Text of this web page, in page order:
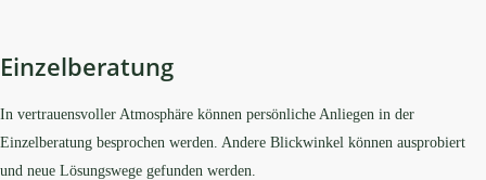
Einzelberatung
In vertrauensvoller Atmosphäre können persönliche Anliegen in der
Einzelberatung besprochen werden. Andere Blickwinkel können ausprobiert
und neue Lösungswege gefunden werden.